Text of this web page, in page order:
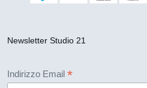
Newsletter Studio 21
Indirizzo Email *